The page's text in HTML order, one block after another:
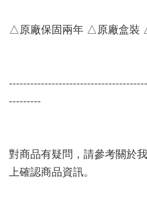
△原廠保固兩年 △原廠盒裝
---------
對商品有疑問，請參考關於
上確認商品資訊。